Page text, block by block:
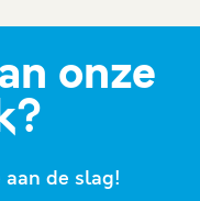
onze
de slag!